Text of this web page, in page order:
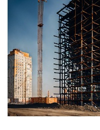
СВОЙСТВА МЕТАЛЛОВ
СТАТЬИ